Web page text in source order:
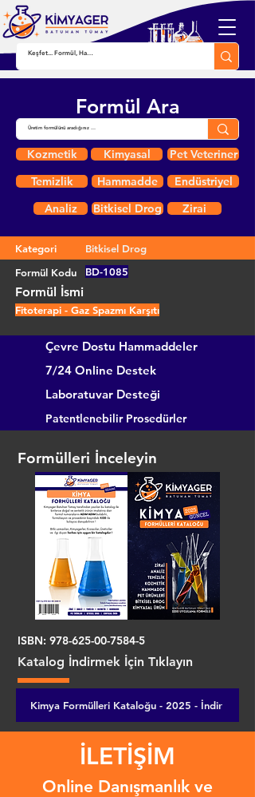
Formül Ara
Kozmetik Kimyasal
Pet Veteriner
Temizlik
Hammadde
Endüstriyel
Analiz
Bitkisel Drog Zirai
Kategori
Bitkisel Drog
Formül Kodu
BD-1085
Formül İsmi
Fitoterapi - Gaz Spazmı Karşıtı
Çevre Dostu Hammaddeler
7/24 Online Destek
Laboratuvar Desteği
Patentlenebilir Prosedürler
Formülleri İnceleyin
ISBN: 978-625-00-7584-5
Katalog İndirmek İçin Tıklayın
Kimya Formülleri Kataloğu - 2025 - İndir
İLETİŞİM
Online Danışmanlık ve